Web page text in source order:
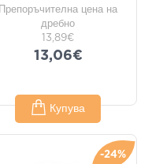
Препоръчителна цена на
дребно
13,89€
13,06€
Купува
-24%